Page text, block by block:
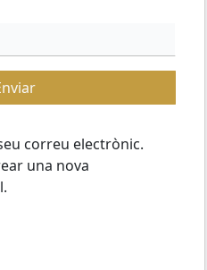
correu electrònic.
una nova